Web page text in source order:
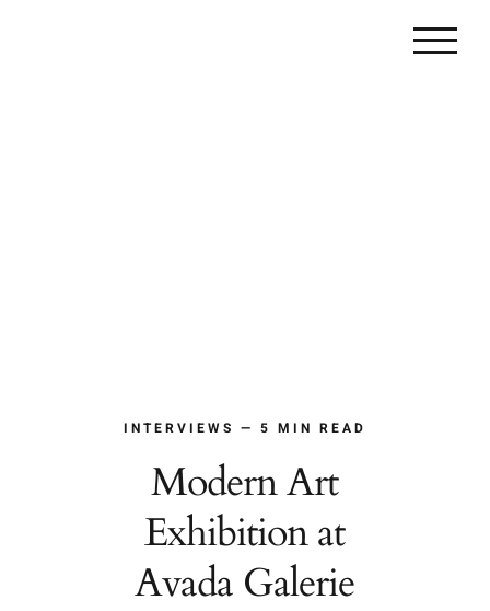
INTERVIEWS — 5 MIN READ
Modern Art
Exhibition at
Avada Galerie